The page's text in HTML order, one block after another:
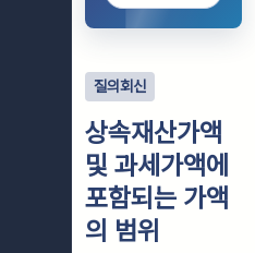
질의회신
상속재산가액
및 과세가액에
포함되는 가액
의 범위